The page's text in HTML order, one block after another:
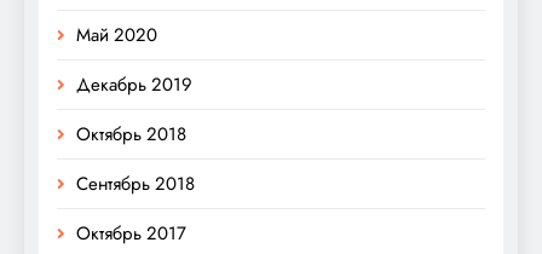
Май 2020
Декабрь 2019
Октябрь 2018
Сентябрь 2018
Октябрь 2017